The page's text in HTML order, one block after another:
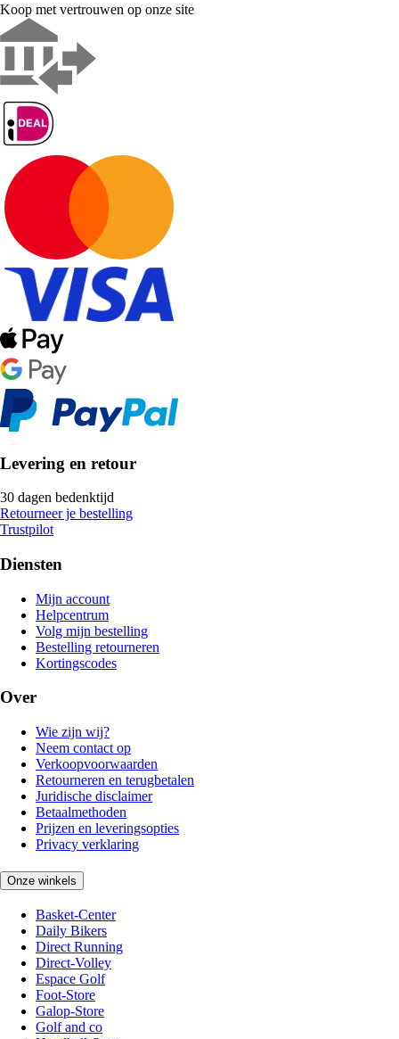
Koop met vertrouwen op onze site
Levering en retour
30 dagen bedenktijd
Retourneer je bestelling
Trustpilot
Diensten
Mijn account
Helpcentrum
Volg mijn bestelling
Bestelling retourneren
Kortingscodes
Over
Wie zijn wij?
Neem contact op
Verkoopvoorwaarden
Retourneren en terugbetalen
Juridische disclaimer
Betaalmethoden
Prijzen en leveringsopties
Privacy verklaring
Onze winkels
Basket-Center
Daily Bikers
Direct Running
Direct-Volley
Espace Golf
Foot-Store
Galop-Store
Golf and co